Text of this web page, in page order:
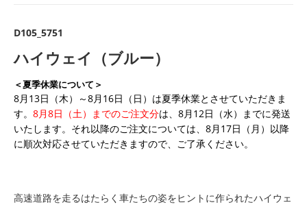
D105_5751
ハイウェイ（ブルー）
＜夏季休業について＞
8月13日（木）～8月16日（日）は夏季休業とさせていただきま
す。 8月8日（土）までのご注文分は、8月12日（水）までに発送
いたします。それ以降のご注文については、8月17日（月）以降
に順次対応させていただきますので、ご了承ください。
高速道路を走るはたらく車たちの姿をヒントに作られたハイウェ